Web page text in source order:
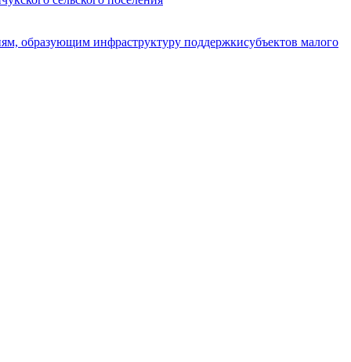
образующим инфраструктуру поддержкисубъектов малого